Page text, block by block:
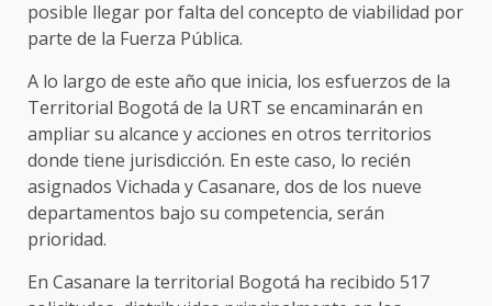
posible llegar por falta del concepto de viabilidad por
parte de la Fuerza Pública.
A lo largo de este año que inicia, los esfuerzos de la
Territorial Bogotá de la URT se encaminarán en
ampliar su alcance y acciones en otros territorios
donde tiene jurisdicción. En este caso, lo recién
asignados Vichada y Casanare, dos de los nueve
departamentos bajo su competencia, serán
prioridad.
En Casanare la territorial Bogotá ha recibido 517